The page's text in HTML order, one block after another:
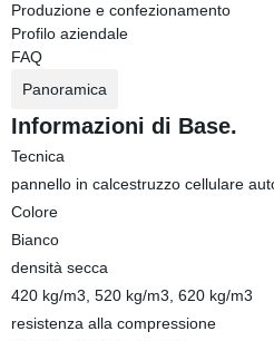
Produzione e confezionamento
Profilo aziendale
FAQ
Panoramica
Informazioni di Base.
Tecnica
pannello in calcestruzzo cellulare
Colore
Bianco
densità secca
420 kg/m3, 520 kg/m3, 620 kg/m3
resistenza alla compressione